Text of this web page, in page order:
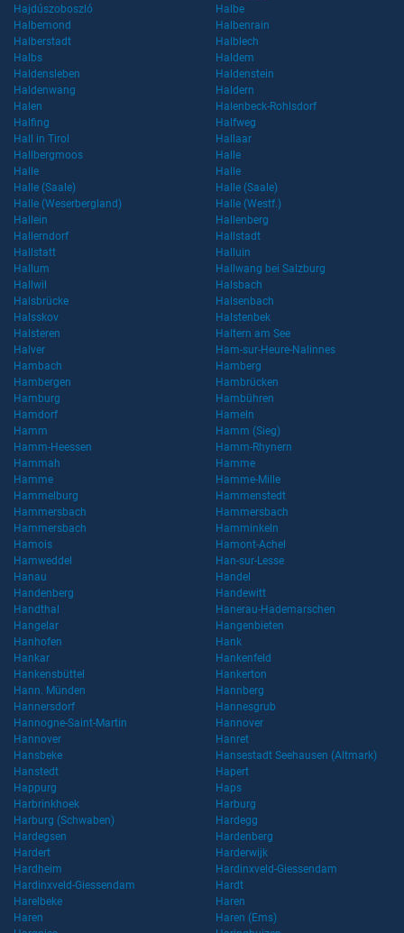
Hajdúszoboszló
Halbe
Halbemond
Halbenrain
Halberstadt
Halblech
Halbs
Haldem
Haldensleben
Haldenstein
Haldenwang
Haldern
Halen
Halenbeck-Rohlsdorf
Halfing
Halfweg
Hall in Tirol
Hallaar
Hallbergmoos
Halle
Halle
Halle
Halle (Saale)
Halle (Saale)
Halle (Weserbergland)
Halle (Westf.)
Hallein
Hallenberg
Hallerndorf
Hallstadt
Hallstatt
Halluin
Hallum
Hallwang bei Salzburg
Hallwil
Halsbach
Halsbrücke
Halsenbach
Halsskov
Halstenbek
Halsteren
Haltern am See
Halver
Ham-sur-Heure-Nalinnes
Hambach
Hamberg
Hambergen
Hambrücken
Hamburg
Hambühren
Hamdorf
Hameln
Hamm
Hamm (Sieg)
Hamm-Heessen
Hamm-Rhynern
Hammah
Hamme
Hamme
Hamme-Mille
Hammelburg
Hammenstedt
Hammersbach
Hammersbach
Hammersbach
Hamminkeln
Hamois
Hamont-Achel
Hamweddel
Han-sur-Lesse
Hanau
Handel
Handenberg
Handewitt
Handthal
Hanerau-Hademarschen
Hangelar
Hangenbieten
Hanhofen
Hank
Hankar
Hankenfeld
Hankensbüttel
Hankerton
Hann. Münden
Hannberg
Hannersdorf
Hannesgrub
Hannogne-Saint-Martin
Hannover
Hannover
Hanret
Hansbeke
Hansestadt Seehausen (Altmark)
Hanstedt
Hapert
Happurg
Haps
Harbrinkhoek
Harburg
Harburg (Schwaben)
Hardegg
Hardegsen
Hardenberg
Hardert
Harderwijk
Hardheim
Hardinxveld-Giessendam
Hardinxveld-Giessendam
Hardt
Harelbeke
Haren
Haren
Haren (Ems)